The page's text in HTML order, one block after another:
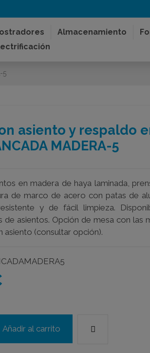
Almacenamiento
5
asiento y respaldo
MADERA-5
en madera de haya laminada,
de marco de acero con patas de
y de fácil limpieza.
de asientos. Opción de mesa con las
asiento (consultar opción).
Añadir al carrito